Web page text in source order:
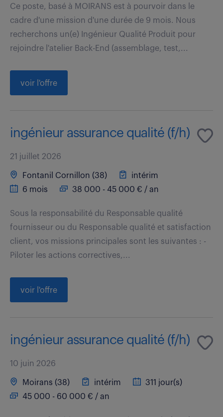
Ce poste, basé à MOIRANS est à pourvoir dans le
cadre d'une mission d'une durée de 9 mois. Nous
recherchons un(e) Ingénieur Qualité Produit pour
rejoindre l'atelier Back-End (assemblage, test,...
voir l'offre
ingénieur assurance qualité (f/h)
21 juillet 2026
Fontanil Cornillon (38)
intérim
6 mois
38 000 - 45 000 € / an
Sous la responsabilité du Responsable qualité
fournisseur ou du Responsable qualité et satisfaction
client, vos missions principales sont les suivantes : -
Piloter les actions correctives,...
voir l'offre
ingénieur assurance qualité (f/h)
10 juin 2026
Moirans (38) intérim
311 jour(s)
45 000 - 60 000 € / an